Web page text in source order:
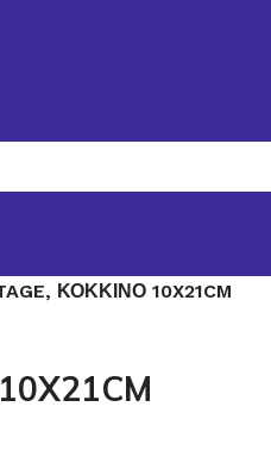
ΚΟΚΚΙΝΟ 10X21CM